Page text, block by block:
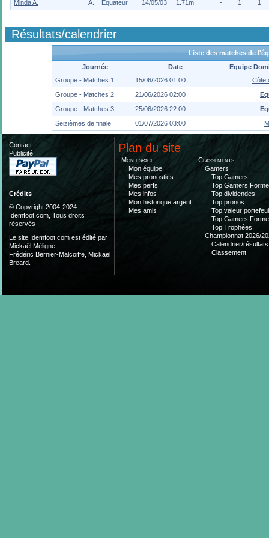
Minda A.
A. Équateur 14/05/03 1.71m - 1 1
Résultats/calendrier
Liste des matches de
Journée
Date
Equipe
Groupe - Matches 1
15/06/2026 01:00
Côte
Groupe - Matches 2
21/06/2026 02:00
Groupe - Matches 3
25/06/2026 22:00
Seizièmes de finale
01/07/2026 03:00
Contact
Publicité
Crédits
© Copyright 2004-2024
Idemfoot.com, Tous droits
réservés
Le site Idemfoot.com est édité par
Mickaël Méligne,
Frédéric Bernier-Malcoiffe, Mickaël
Breard.
Plan du site
Mon espace
Mon équipe
Mes pronostics
Mes perfs
Mes infos
Mon historique argent
Mes amis
Classements
Gamers
Top Gamers
Top Gamers Forme
Top dividendes
Top pronos
Top valeur
Top Gamers Forme
Top Trophées
Championnat 2026/
Calendrier/résultats
Classement